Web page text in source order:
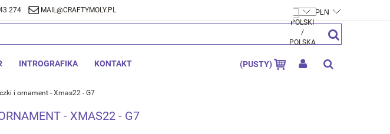
514 143 274 MAIL@CRAFTYMOLY.PL ZALOGUJ SIĘ
(PUSTY)
INTROGRAFIKA KONTAKT
i ornament - Xmas22 - G7
274 MAIL@CRAFTYMOLY.PL
- XMAS22 - G7